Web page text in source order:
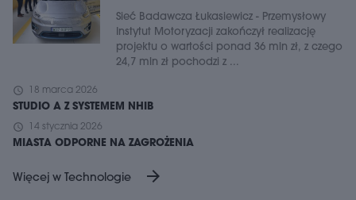
Sieć Badawcza Łukasiewicz - Przemysłowy
Instytut Motoryzacji zakończył realizację
projektu o wartości ponad 36 mln zł, z czego
24,7 mln zł pochodzi z ...
schedule 18 marca 2026
STUDIO A Z SYSTEMEM NHIB
schedule 14 stycznia 2026
MIASTA ODPORNE NA ZAGROŻENIA
Więcej w Technologie arrow_forward